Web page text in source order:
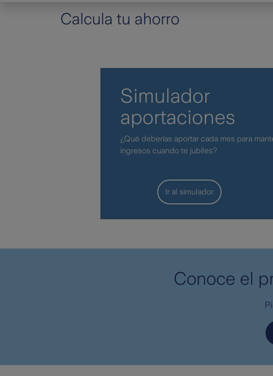
Calcula tu ahorro
Simulador
aportaciones
¿Qué deberías aportar cada mes para
ingresos cuando te jubiles?
Ir al simulador
Conoce el